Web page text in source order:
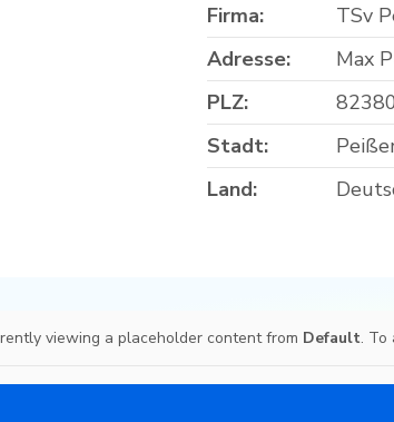
Firma:
TSv
Adresse:
Max
PLZ:
82380
Stadt:
Land:
viewing a placeholder content from Default. To